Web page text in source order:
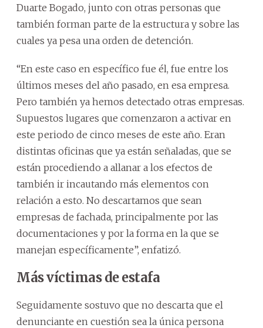
Duarte Bogado, junto con otras personas que
también forman parte de la estructura y sobre las
cuales ya pesa una orden de detención.
“En este caso en específico fue él, fue entre los
últimos meses del año pasado, en esa empresa.
Pero también ya hemos detectado otras empresas.
Supuestos lugares que comenzaron a activar en
este periodo de cinco meses de este año. Eran
distintas oficinas que ya están señaladas, que se
están procediendo a allanar a los efectos de
también ir incautando más elementos con
relación a esto. No descartamos que sean
empresas de fachada, principalmente por las
documentaciones y por la forma en la que se
manejan específicamente”, enfatizó.
Más víctimas de estafa
Seguidamente sostuvo que no descarta que el
denunciante en cuestión sea la única persona